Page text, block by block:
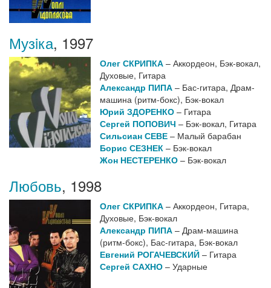
Музiка, 1997
Олег СКРИПКА – Аккордеон, Бэк-вокал,
Духовые, Гитара
Александр ПИПА – Бас-гитара, Драм-
машина (ритм-бокс), Бэк-вокал
Юрий ЗДОРЕНКО – Гитара
Сергей ПОПОВИЧ – Бэк-вокал, Гитара
Сильсиан СЕВЕ – Малый барабан
Борис СЕЗНЕК – Бэк-вокал
Жон НЕСТЕРЕНКО – Бэк-вокал
Любовь, 1998
Олег СКРИПКА – Аккордеон, Гитара,
Духовые, Бэк-вокал
Александр ПИПА – Драм-машина
(ритм-бокс), Бас-гитара, Бэк-вокал
Евгений РОГАЧЕВСКИЙ – Гитара
Сергей САХНО – Ударные